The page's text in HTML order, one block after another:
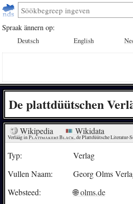
Spraak ännern op:
Deutsch English
De plattdüütschen
Wikipedia Wikidata
Verlääg in Plattmakers Black, de Plattdüütsche Literatur-
Typ:
Verlag
Vullen Naam:
Georg Olms
Websteed:
🌐 olms.de